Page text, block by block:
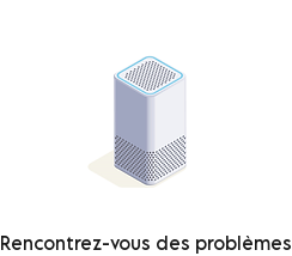
Rencontrez-vous des problèmes